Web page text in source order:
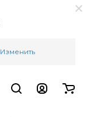
Изменить